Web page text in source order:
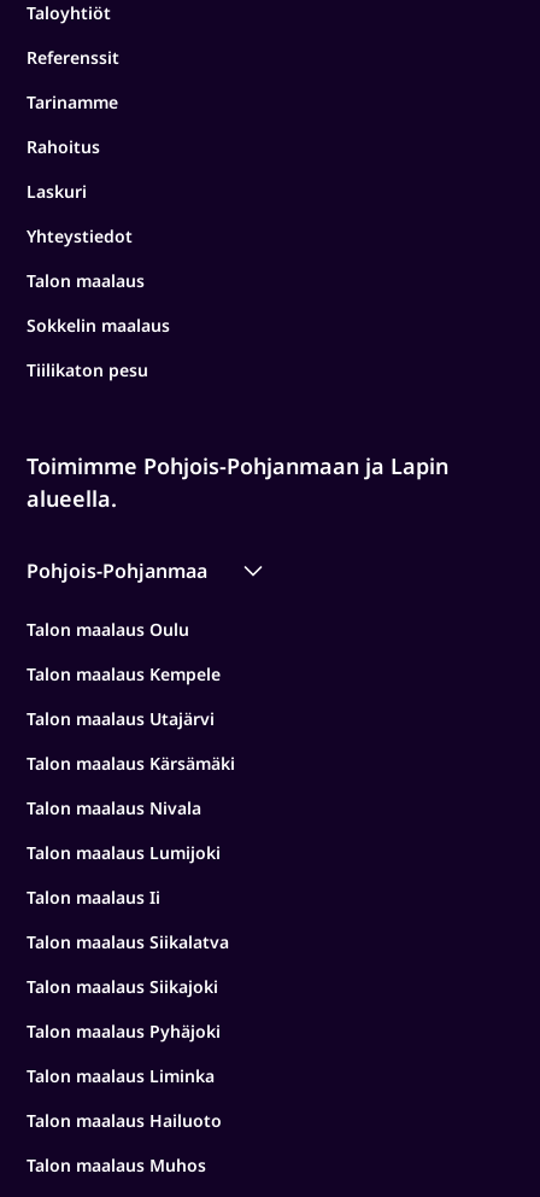
Taloyhtiöt
Referenssit
Tarinamme
Rahoitus
Laskuri
Yhteystiedot
Talon maalaus
Sokkelin maalaus
Tiilikaton pesu
Toimimme Pohjois-Pohjanmaan ja Lapin
alueella.
Pohjois-Pohjanmaa
Talon maalaus Oulu
Talon maalaus Kempele
Talon maalaus Utajärvi
Talon maalaus Kärsämäki
Talon maalaus Nivala
Talon maalaus Lumijoki
Talon maalaus Ii
Talon maalaus Siikalatva
Talon maalaus Siikajoki
Talon maalaus Pyhäjoki
Talon maalaus Liminka
Talon maalaus Hailuoto
Talon maalaus Muhos